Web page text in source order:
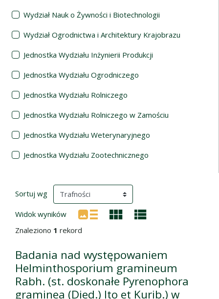
Wydział Nauk o Żywności i Biotechnologii
Wydział Ogrodnictwa i Architektury Krajobrazu
Jednostka Wydziału Inżynierii Produkcji
Jednostka Wydziału Ogrodniczego
Jednostka Wydziału Rolniczego
Jednostka Wydziału Rolniczego w Zamościu
Jednostka Wydziału Weterynaryjnego
Jednostka Wydziału Zootechnicznego
Wyniki wyszukiwania
Sortuj wg (automatyczne przeładowanie treści)
Widok wyników
Znaleziono 1 rekord
Badania nad występowaniem
Helminthosporium gramineum
Rabh. (st. doskonałe Pyrenophora
graminea (Died.) Ito et Kurib.) w